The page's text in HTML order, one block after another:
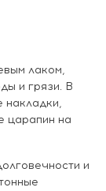
лаком,
и грязи. В
накладки,
царапин на
и